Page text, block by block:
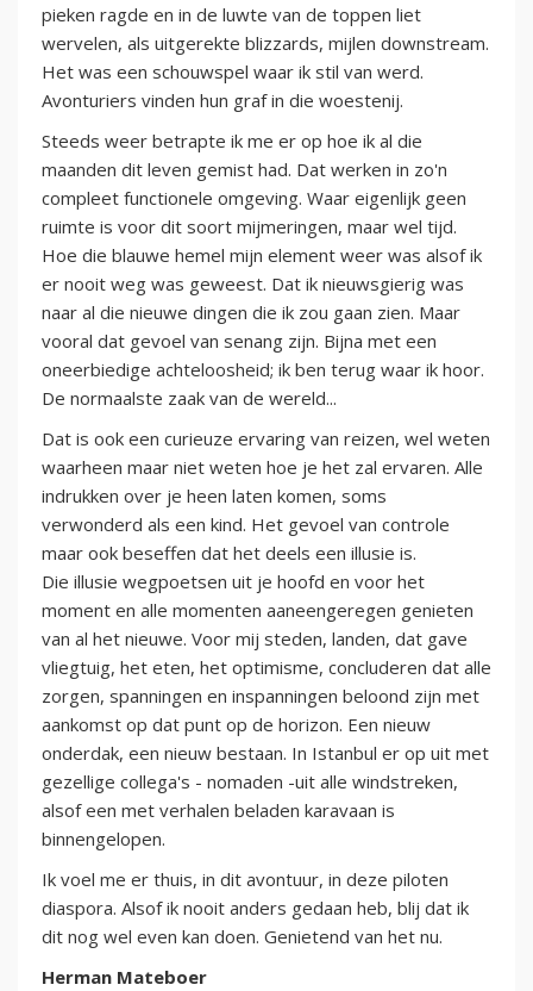
pieken ragde en in de luwte van de toppen liet
wervelen, als uitgerekte blizzards, mijlen downstream.
Het was een schouwspel waar ik stil van werd.
Avonturiers vinden hun graf in die woestenij.
Steeds weer betrapte ik me er op hoe ik al die
maanden dit leven gemist had. Dat werken in zo'n
compleet functionele omgeving. Waar eigenlijk geen
ruimte is voor dit soort mijmeringen, maar wel tijd.
Hoe die blauwe hemel mijn element weer was alsof ik
er nooit weg was geweest. Dat ik nieuwsgierig was
naar al die nieuwe dingen die ik zou gaan zien. Maar
vooral dat gevoel van senang zijn. Bijna met een
oneerbiedige achteloosheid; ik ben terug waar ik hoor.
De normaalste zaak van de wereld...
Dat is ook een curieuze ervaring van reizen, wel weten
waarheen maar niet weten hoe je het zal ervaren. Alle
indrukken over je heen laten komen, soms
verwonderd als een kind. Het gevoel van controle
maar ook beseffen dat het deels een illusie is.
Die illusie wegpoetsen uit je hoofd en voor het
moment en alle momenten aaneengeregen genieten
van al het nieuwe. Voor mij steden, landen, dat gave
vliegtuig, het eten, het optimisme, concluderen dat alle
zorgen, spanningen en inspanningen beloond zijn met
aankomst op dat punt op de horizon. Een nieuw
onderdak, een nieuw bestaan. In Istanbul er op uit met
gezellige collega's - nomaden -uit alle windstreken,
alsof een met verhalen beladen karavaan is
binnengelopen.
Ik voel me er thuis, in dit avontuur, in deze piloten
diaspora. Alsof ik nooit anders gedaan heb, blij dat ik
dit nog wel even kan doen. Genietend van het nu.
Herman Mateboer